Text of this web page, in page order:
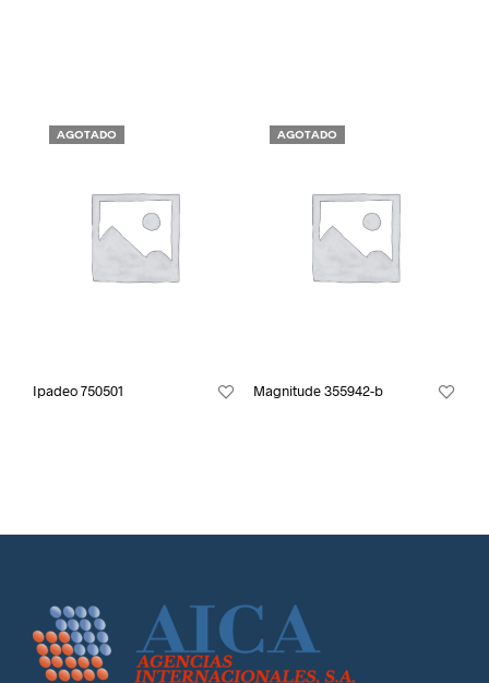
AGOTADO
Ipadeo 750501
AGOTADO
Magnitude 355942-b